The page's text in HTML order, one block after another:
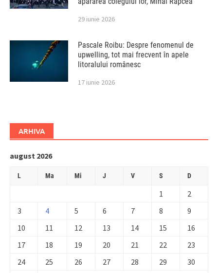
29 iunie 2026
Pascale Roibu: Despre fenomenul de
upwelling, tot mai frecvent în apele
litoralului românesc
17 iunie 2026
ARHIVA
august 2026
L Ma Mi J V S D
1
2
3
4 5 6 7 8
9
10
11 12 13 14 15
16
17
18 19 20 21 22
23
24
25 26 27 28 29
30